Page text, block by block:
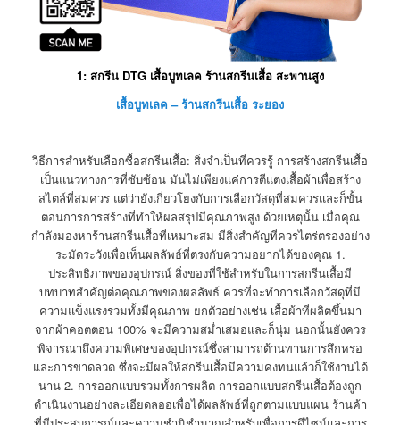
1: สกรีน DTG เสื้อบูทเลค ร้านสกรีนเสื้อ สะพานสูง
เสื้อบูทเลค – ร้านสกรีนเสื้อ ระยอง
วิธีการสำหรับเลือกซื้อสกรีนเสื้อ: สิ่งจำเป็นที่ควรรู้ การสร้างสกรีนเสื้อ
เป็นแนวทางการที่ซับซ้อน มันไม่เพียงแค่การตีแต่งเสื้อผ้าเพื่อสร้าง
สไตล์ที่สมควร แต่ว่ายังเกี่ยวโยงกับการเลือกวัสดุที่สมควรและก็ขั้น
ตอนการการสร้างที่ทำให้ผลสรุปมีคุณภาพสูง ด้วยเหตุนั้น เมื่อคุณ
กำลังมองหาร้านสกรีนเสื้อที่เหมาะสม มีสิ่งสำคัญที่ควรไตร่ตรองอย่าง
ระมัดระวังเพื่อเห็นผลลัพธ์ที่ตรงกับความอยากได้ของคุณ 1.
ประสิทธิภาพของอุปกรณ์ สิ่งของที่ใช้สำหรับในการสกรีนเสื้อมี
บทบาทสำคัญต่อคุณภาพของผลลัพธ์ ควรที่จะทำการเลือกวัสดุที่มี
ความแข็งแรงรวมทั้งมีคุณภาพ ยกตัวอย่างเช่น เสื้อผ้าที่ผลิตขึ้นมา
จากผ้าคอตตอน 100% จะมีความสม่ำเสมอและก็นุ่ม นอกนั้นยังควร
พิจารณาถึงความพิเศษของอุปกรณ์ซึ่งสามารถต้านทานการสึกหรอ
และการขาดลวด ซึ่งจะมีผลให้สกรีนเสื้อมีความคงทนแล้วก็ใช้งานได้
นาน 2. การออกแบบรวมทั้งการผลิต การออกแบบสกรีนเสื้อต้องถูก
ดำเนินงานอย่างละเอียดลออเพื่อได้ผลลัพธ์ที่ถูกตามแบบแผน ร้านค้า